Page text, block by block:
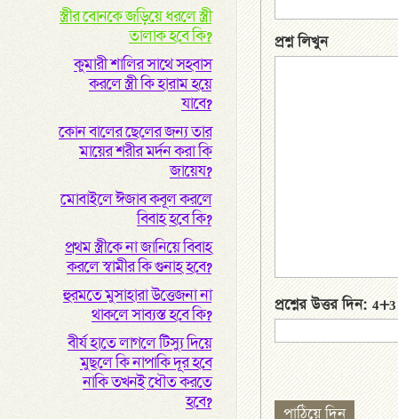
স্ত্রীর বোনকে জড়িয়ে ধরলে স্ত্রী
তালাক হবে কি?
কুমারী শালির সাথে সহবাস
করলে স্ত্রী কি হারাম হয়ে
যাবে?
কোন বালের ছেলের জন্য তার
মায়ের শরীর মর্দন করা কি
জায়েয?
মোবাইলে ঈজাব কবূল করলে
বিবাহ হবে কি?
প্রথম স্ত্রীকে না জানিয়ে বিবাহ
করলে স্বামীর কি গুনাহ হবে?
হুরমতে মুসাহারা উত্তেজনা না
থাকলে সাব্যস্ত হবে কি?
বীর্য হাতে লাগলে টিস্যু দিয়ে
মুছলে কি নাপাকি দূর হবে
নাকি তখনই ধৌত করতে
হবে?
প্রশ্ন লিখুন
প্রশ্নের উত্তর দিন: